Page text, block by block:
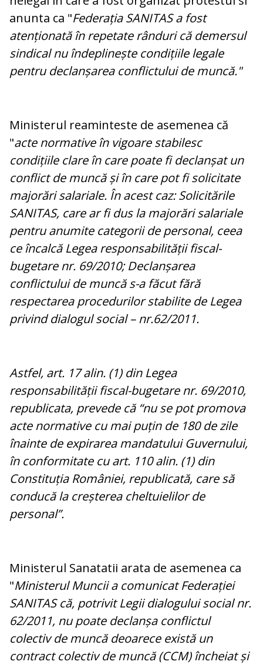
anunta ca "Federația SANITAS a fost
atenționată în repetate rânduri că demersul
sindical nu îndeplinește condițiile legale
pentru declanșarea conflictului de muncă."
Ministerul reaminteste de asemenea că
"acte normative în vigoare stabilesc
condițiile clare în care poate fi declanșat un
conflict de muncă și în care pot fi solicitate
majorări salariale. În acest caz: Solicitările
SANITAS, care ar fi dus la majorări salariale
pentru anumite categorii de personal, ceea
ce încalcă Legea responsabilității fiscal-
bugetare nr. 69/2010; Declanșarea
conflictului de muncă s-a făcut fără
respectarea procedurilor stabilite de Legea
privind dialogul social – nr.62/2011.
Astfel, art. 17 alin. (1) din Legea
responsabilității fiscal-bugetare nr. 69/2010,
republicata, prevede că “nu se pot promova
acte normative cu mai puțin de 180 de zile
înainte de expirarea mandatului Guvernului,
în conformitate cu art. 110 alin. (1) din
Constituția României, republicată, care să
conducă la creșterea cheltuielilor de
personal”.
Ministerul Sanatatii arata de asemenea ca
"Ministerul Muncii a comunicat Federației
SANITAS că, potrivit Legii dialogului social nr.
62/2011, nu poate declanșa conflictul
colectiv de muncă deoarece există un
contract colectiv de muncă (CCM) încheiat și